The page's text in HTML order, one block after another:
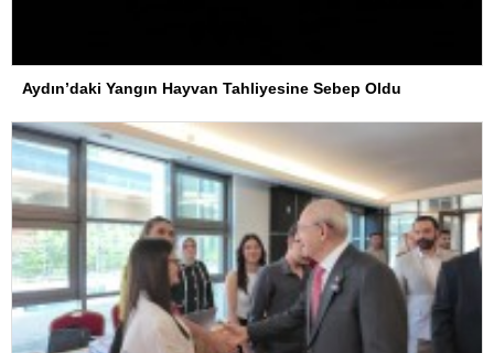
Aydın’daki Yangın Hayvan Tahliyesine Sebep Oldu